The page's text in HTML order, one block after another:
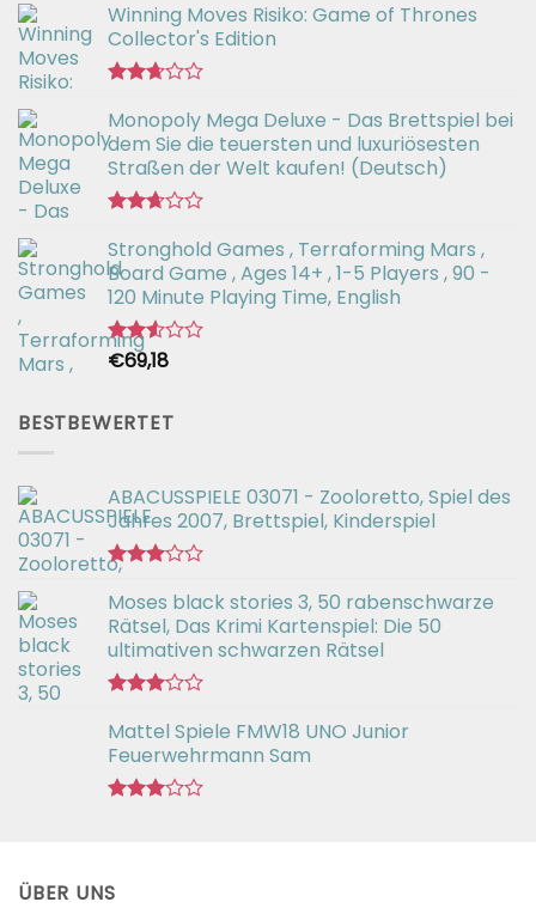
Winning Moves Risiko: Game of Thrones
Collector's Edition
mit
2.66
von 5
Monopoly Mega Deluxe - Das Brettspiel bei
dem Sie die teuersten und luxuriösesten
Straßen der Welt kaufen! (Deutsch)
mit
2.64
von 5
Stronghold Games , Terraforming Mars ,
Board Game , Ages 14+ , 1-5 Players , 90 -
120 Minute Playing Time, English
Bewertet
von 5
€69,18
BESTBEWERTET
ABACUSSPIELE 03071 - Zooloretto, Spiel des
Jahres 2007, Brettspiel, Kinderspiel
mit
3.02
von 5
Moses black stories 3, 50 rabenschwarze
Rätsel, Das Krimi Kartenspiel: Die 50
ultimativen schwarzen Rätsel
mit
3.00
von 5
Mattel Spiele FMW18 UNO Junior
Feuerwehrmann Sam
ÜBER UNS